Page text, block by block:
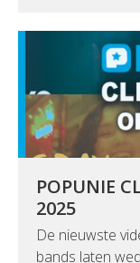
POPUNIE
2025
De nieuwste
bands laten